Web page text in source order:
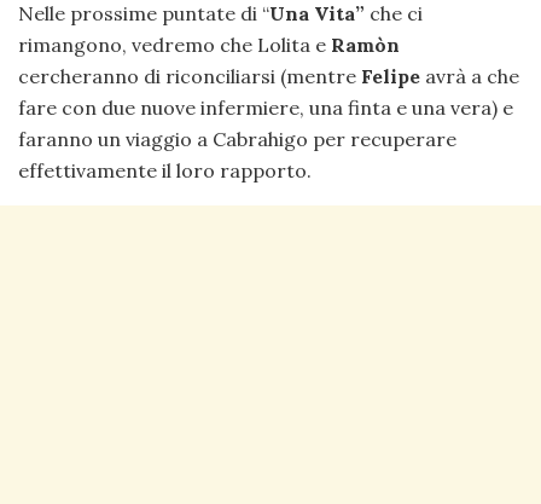
Nelle prossime puntate di “Una Vita” che ci
rimangono, vedremo che Lolita e Ramòn
cercheranno di riconciliarsi (mentre Felipe avrà a che
fare con due nuove infermiere, una finta e una vera) e
faranno un viaggio a Cabrahigo per recuperare
effettivamente il loro rapporto.